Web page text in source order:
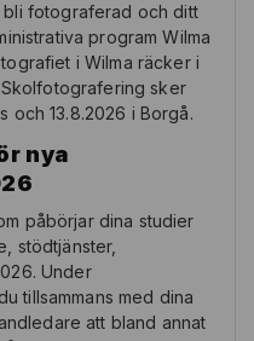
bli fotograferad och ditt
program Wilma
i Wilma räcker i
sker
och13.8.2026 i Borgå.
nya
påbörjar dina studier
stödtjänster,
Under
tillsammans med dina
att bland annat